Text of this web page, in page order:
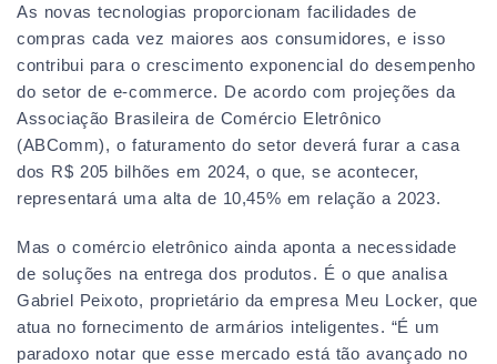
As novas tecnologias proporcionam facilidades de
compras cada vez maiores aos consumidores, e isso
contribui para o crescimento exponencial do desempenho
do setor de e-commerce. De acordo com projeções da
Associação Brasileira de Comércio Eletrônico
(ABComm), o faturamento do setor deverá furar a casa
dos R$ 205 bilhões em 2024, o que, se acontecer,
representará uma alta de 10,45% em relação a 2023.
Mas o comércio eletrônico ainda aponta a necessidade
de soluções na entrega dos produtos. É o que analisa
Gabriel Peixoto, proprietário da empresa Meu Locker, que
atua no fornecimento de armários inteligentes. “É um
paradoxo notar que esse mercado está tão avançado no